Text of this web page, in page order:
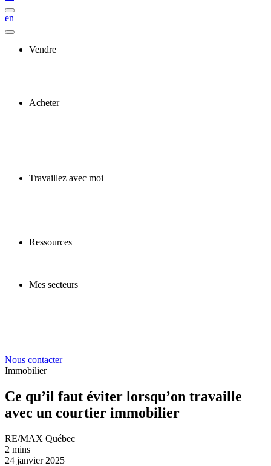
en
Vendre
Acheter
Travaillez avec moi
Ressources
Mes secteurs
Nous contacter
Immobilier
Ce qu’il faut éviter lorsqu’on travaille
avec un courtier immobilier
RE/MAX Québec
2 mins
24 janvier 2025